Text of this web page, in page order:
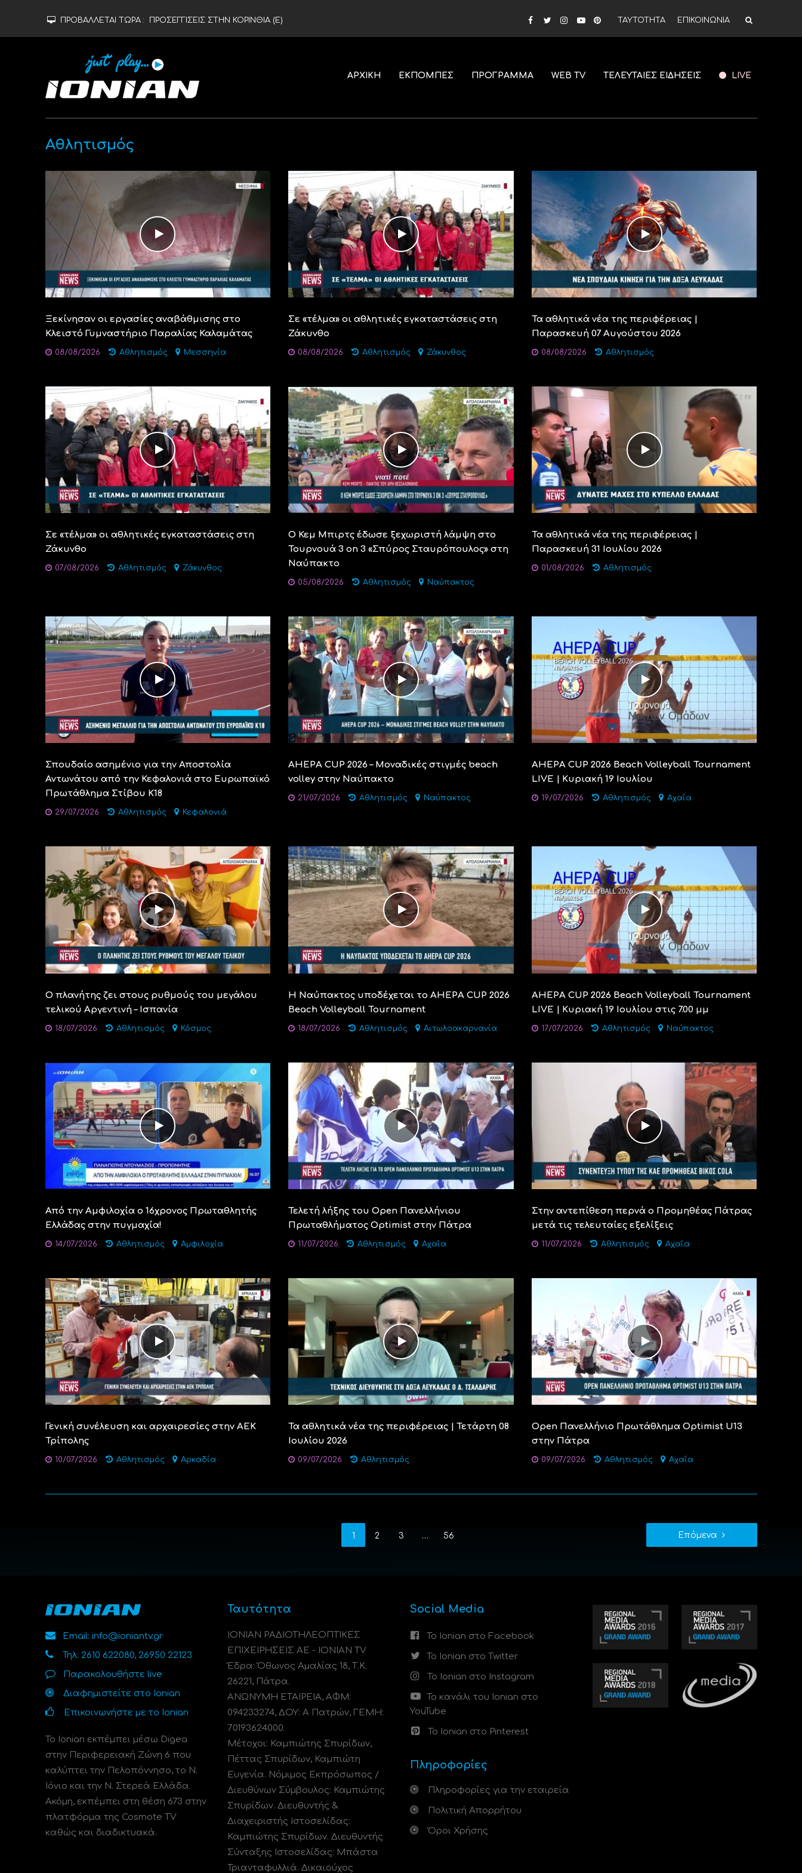
ΠΡΟΒΑΛΛΕΤΑΙ ΤΩΡΑ : ΠΡΟΣΕΓΓΙΣΕΙΣ ΣΤΗΝ ΚΟΡΙΝΘΙΑ (Ε) ΤΑΥΤΟΤΗΤΑ ΕΠΙΚΟΙΝΩΝΙΑ
ΑΡΧΙΚΗ ΕΚΠΟΜΠΕΣ ΠΡΟΓΡΑΜΜΑ WEB TV ΤΕΛΕΥΤΑΙΕΣ ΕΙΔΗΣΕΙΣ LIVE
Αθλητισμός
Ξεκίνησαν οι εργασίες αναβάθμισης στο
Κλειστό Γυμναστήριο Παραλίας Καλαμάτας
08/08/2026 Αθλητισμός Μεσσηνία
Σε «τέλμα» οι αθλητικές εγκαταστάσεις στη
Ζάκυνθο
08/08/2026 Αθλητισμός Ζάκυνθος
Τα αθλητικά νέα της περιφέρειας |
Παρασκευή 07 Αυγούστου 2026
08/08/2026 Αθλητισμός
Σε «τέλμα» οι αθλητικές εγκαταστάσεις στη
Ζάκυνθο
07/08/2026 Αθλητισμός Ζάκυνθος
Ο Κεμ Μπιρτς έδωσε ξεχωριστή λάμψη στο
Τουρνουά 3 on 3 «Σπύρος Σταυρόπουλος» στη
Ναύπακτο
05/08/2026 Αθλητισμός Ναύπακτος
Τα αθλητικά νέα της περιφέρειας |
Παρασκευή 31 Ιουλίου 2026
01/08/2026 Αθλητισμός
Σπουδαίο ασημένιο για την Αποστολία
Αντωνάτου από την Κεφαλονιά στο Ευρωπαϊκό
Πρωτάθλημα Στίβου Κ18
29/07/2026 Αθλητισμός Κεφαλονιά
AHEPA CUP 2026 – Μοναδικές στιγμές beach
volley στην Ναύπακτο
21/07/2026 Αθλητισμός Ναύπακτος
AHEPA CUP 2026 Beach Volleyball Tournament
LIVE | Κυριακή 19 Ιουλίου
19/07/2026 Αθλητισμός Αχαΐα
Ο πλανήτης ζει στους ρυθμούς του μεγάλου
τελικού Αργεντινή – Ισπανία
18/07/2026 Αθλητισμός Κόσμος
Η Ναύπακτος υποδέχεται το AHEPA CUP 2026
Beach Volleyball Tournament
18/07/2026 Αθλητισμός Αιτωλοακαρνανία
AHEPA CUP 2026 Beach Volleyball Tournament
LIVE | Κυριακή 19 Ιουλίου στις 7.00 μμ
17/07/2026 Αθλητισμός Ναύπακτος
Από την Αμφιλοχία ο 16χρονος Πρωταθλητής
Ελλάδας στην πυγμαχία!
14/07/2026 Αθλητισμός Αμφιλοχία
Τελετή λήξης του Open Πανελλήνιου
Πρωταθλήματος Οptimist στην Πάτρα
11/07/2026 Αθλητισμός Αχαΐα
Στην αντεπίθεση περνά ο Προμηθέας Πάτρας
μετά τις τελευταίες εξελίξεις
11/07/2026 Αθλητισμός Αχαΐα
Γενική συνέλευση και αρχαιρεσίες στην ΑΕΚ
Τρίπολης
10/07/2026 Αθλητισμός Αρκαδία
Τα αθλητικά νέα της περιφέρειας | Τετάρτη 08
Ιουλίου 2026
09/07/2026 Αθλητισμός
Open Πανελλήνιο Πρωτάθλημα Optimist U13
στην Πάτρα
09/07/2026 Αθλητισμός Αχαΐα
1 2 3 … 56 Επόμενα
Email: info@ioniantv.gr
Τηλ: 2610 622080, 26950 22123
Παρακολουθήστε live
Διαφημιστείτε στο Ionian
Επικοινωνήστε με το Ionian
Το Ionian εκπέμπει μέσω Digea
στην Περιφερειακή Ζώνη 6 που
καλύπτει την Πελοπόννησο, το N.
Ιόνιο και την Ν. Στερεά Ελλάδα.
Ακόμη, εκπέμπει στη θέση 673 στην
πλατφόρμα της Cosmote TV
καθώς και διαδικτυακά.
Ταυτότητα
ΙΟΝΙΑΝ ΡΑΔΙΟΤΗΛΕΟΠΤΙΚΕΣ
ΕΠΙΧΕΙΡΗΣΕΙΣ ΑΕ - IONIAN TV
Έδρα: Όθωνος Αμαλίας 18, Τ.Κ.
26221, Πάτρα.
ΑΝΩΝΥΜΗ ΕΤΑΙΡΕΙΑ, ΑΦΜ:
094233274, ΔΟΥ: A Πατρών, ΓΕΜΗ:
70193624000.
Μέτοχοι: Καμπιώτης Σπυρίδων,
Πέττας Σπυρίδων, Καμπιώτη
Ευγενία. Νόμιμος Εκπρόσωπος /
Διευθύνων Σύμβουλος: Καμπιώτης
Σπυρίδων. Διευθυντής &
Διαχειριστής Ιστοσελίδας:
Καμπιώτης Σπυρίδων. Διευθυντής
Σύνταξης Ιστοσελίδας: Μπάστα
Τριανταφυλλιά. Δικαιούχος
Social Media
Το Ionian στο Facebook
Το Ionian στο Twitter
Το Ionian στο Instagram
Το κανάλι του Ionian στο
YouTube
Το Ionian στο Pinterest
Πληροφορίες
Πληροφορίες για την εταιρεία
Πολιτική Απορρήτου
Όροι Χρήσης